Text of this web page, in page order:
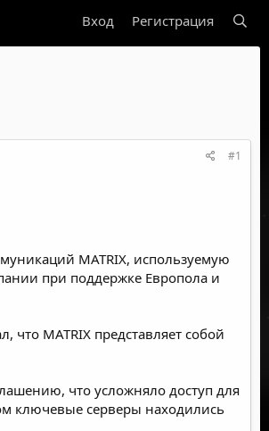
Вход Регистрация
#1
MATRIX, используемую
при поддержке Европола и
что MATRIX представляет собой
что усложняло доступ для
ключевые серверы находились